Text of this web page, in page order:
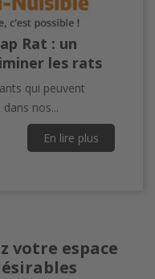
Rat : un
les rats
qui peuvent
nos...
En lire plus
votre espace